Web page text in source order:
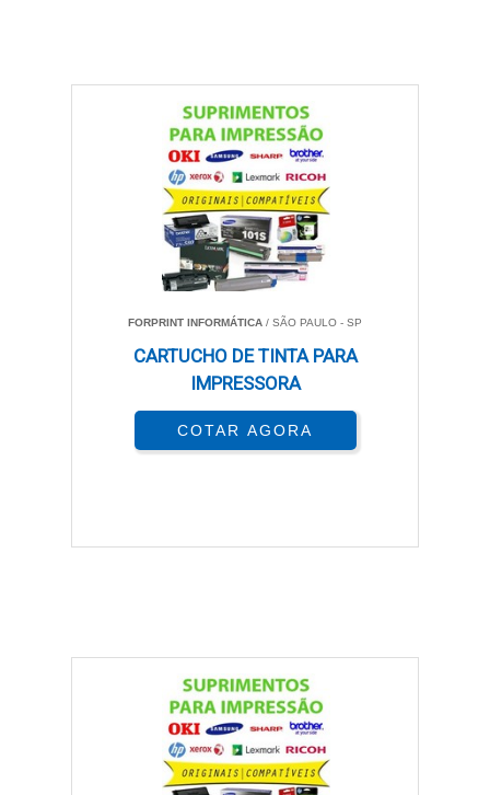
FORPRINT INFORMÁTICA / SÃO PAULO - SP
CARTUCHO DE TINTA PARA
IMPRESSORA
COTAR AGORA